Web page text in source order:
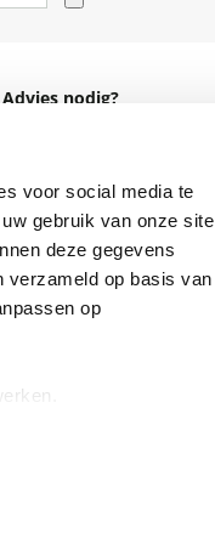
voor social media te
gebruik van onze site
deze gegevens
verzameld op basis van
op
Advies nodig?
helpdesk@readshop.nl
088 - 133 84 32